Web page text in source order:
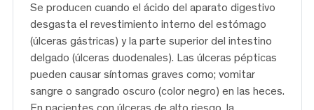
Se producen cuando el ácido del aparato digestivo
desgasta el revestimiento interno del estómago
(úlceras gástricas) y la parte superior del intestino
delgado (úlceras duodenales). Las úlceras pépticas
pueden causar síntomas graves como; vomitar
sangre o sangrado oscuro (color negro) en las heces.